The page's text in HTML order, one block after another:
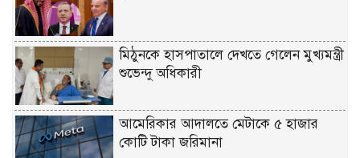
মিঠুনকে হাসপাতালে দেখতে গেলেন মুখ্যমন্ত্রী
শুভেন্দু অধিকারী
আমেরিকার আদালতে মেটাকে ৫ হাজার
কোটি টাকা জরিমানা